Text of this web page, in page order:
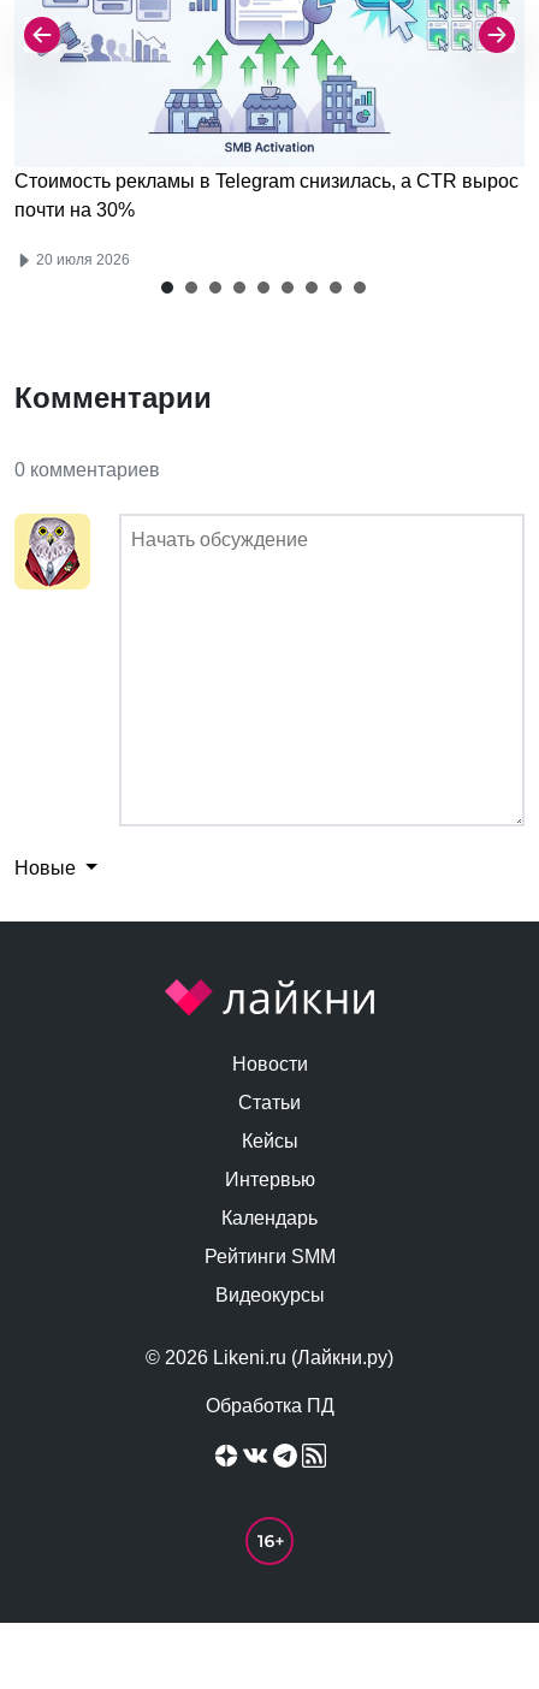
Стоимость рекламы в Telegram снизилась, а CTR вырос
почти на 30%
20 июля 2026
Комментарии
0 комментариев
Новые
© 2026 Likeni.ru (Лайкни.ру)
Обработка ПД
Новости
Статьи
Кейсы
Интервью
Календарь
Рейтинги SMM
Видеокурсы